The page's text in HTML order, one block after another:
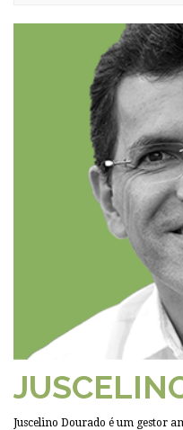
Juscelino Dourado é um gestor